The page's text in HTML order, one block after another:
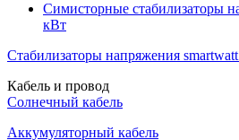
Симисторные стабилизаторы
кВт
Стабилизаторы напряжения
Кабель и провод
Солнечный кабель
Аккумуляторный кабель